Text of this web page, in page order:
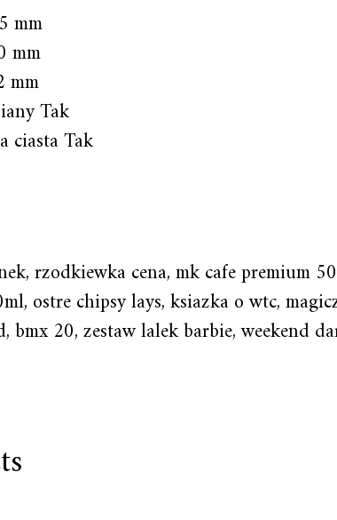
mm
mm
mm
Tak
ciasta Tak
rzodkiewka cena, mk cafe premium
ostre chipsy lays, ksiazka o wtc,
20, zestaw lalek barbie, weekend